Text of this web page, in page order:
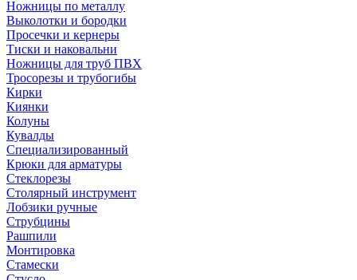
Ножницы по металлу
Выколотки и бородки
Просечки и кернеры
Тиски и наковальни
Ножницы для труб ПВХ
Тросорезы и трубогибы
Кирки
Киянки
Колуны
Кувалды
Специализированный
Крюки для арматуры
Стеклорезы
Столярный инструмент
Лобзики ручные
Струбцины
Рашпили
Монтировка
Стамески